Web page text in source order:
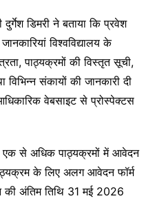
डिमरी ने बताया कि प्रवेश
विश्वविद्यालय के
पाठ्यक्रमों की विस्तृत सूची,
संकायों की जानकारी दी
वेबसाइट से प्रोस्पेक्टस
एक से अधिक पाठ्यक्रमों में आवेदन
के लिए अलग आवेदन फॉर्म
अंतिम तिथि 31 मई 2026